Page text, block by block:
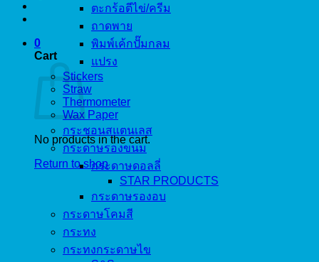
0
Cart
No products in the cart.
Return to shop
ตะกร้อตีไข่/ครีม
ถาดพาย
พิมพ์เค้กปั๊มกลม
แปรง
Stickers
Straw
Thermometer
Wax Paper
กระชอนสแตนเลส
กระดาษรองขนม
กระดาษดอลลี่
STAR PRODUCTS
กระดาษรองอบ
กระดาษโคมสี
กระทง
กระทงกระดาษไข